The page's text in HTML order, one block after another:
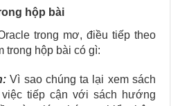
hộp bài
trong mơ, điều tiếp theo
trong hộp bài có gì:
Vì sao chúng ta lại xem sách
tiếp cận với sách hướng